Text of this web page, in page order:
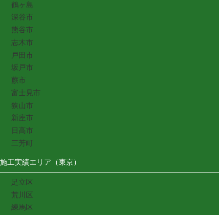
鶴ヶ島
深谷市
熊谷市
志木市
戸田市
坂戸市
蕨市
富士見市
狭山市
新座市
日高市
三芳町
施工実績エリア（東京）
足立区
荒川区
練馬区